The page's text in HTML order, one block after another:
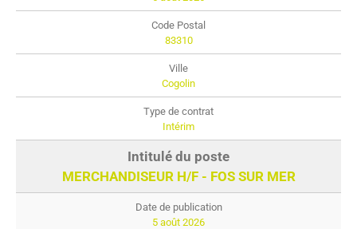
83310
Cogolin
Intérim
MERCHANDISEUR H/F - FOS SUR MER
5 août 2026